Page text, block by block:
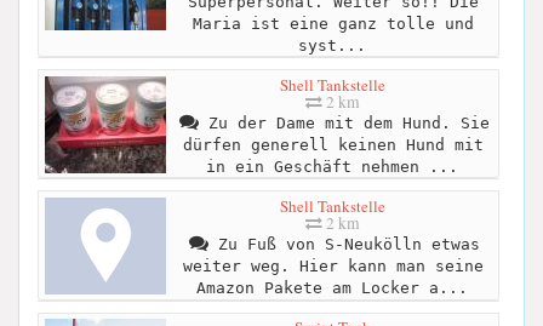
Maria ist eine ganz tolle und
syst...
Shell Tankstelle
2 km
Zu der Dame mit dem Hund. Sie
dürfen generell keinen Hund mit
in ein Geschäft nehmen ...
Shell Tankstelle
2 km
Zu Fuß von S-Neukölln etwas
weiter weg. Hier kann man seine
Amazon Pakete am Locker a...